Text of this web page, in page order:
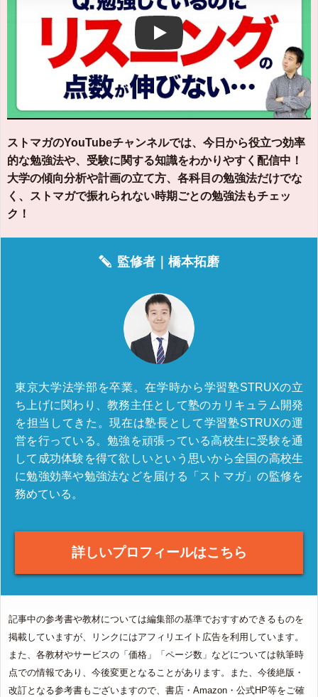
Play
ストマガのYouTubeチャンネルでは、今日から役立つ効率
的な勉強法や、受験に関する知識をわかりやすく配信中！
大学の傾向分析や計画の立て方、各科目の勉強法だけでな
く、ストマガで振れられない時期ごとの勉強法もチェッ
ク！
監修者｜橋本拓磨
東京大学法学部を卒業。在学時から学習塾STRUXの立
ち上げに関わり、教務主任として塾のカリキュラム開発
を担当してきた。現在は塾長として学習塾STRUXの運
営を行っている。勉強を頑張っている高校生に受験を通
して成功体験を得て欲しいという思いから全国の高校生
に勉強効率や勉強法などを届ける「ストマガ」の監修を
務めている。
詳しいプロフィールはこちら
記事中の参考書や教材については編集部の基準でおすすめできるものを
掲載していますが、リンクにはアフィリエイト広告を利用しています。
また、各教材やサービスの「価格」「ページ数」などについては執筆時
点での情報であり、今後変更となることがあります。また、今後絶版・
改訂となる参考書もございますので、書店・Amazon・公式HP等をご確